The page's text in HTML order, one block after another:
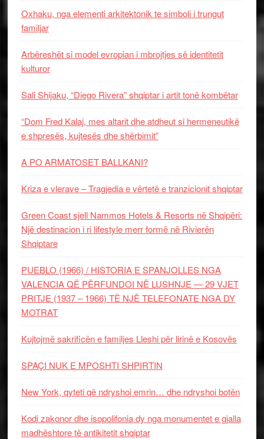
Oxhaku, nga elementi arkitektonik te simboli i trungut
familjar
Arbëreshët si model evropian i mbrojtjes së identitetit
kulturor
Sali Shijaku, “Diego Rivera” shqiptar i artit tonë kombëtar
“Dom Fred Kalaj, mes altarit dhe atdheut si hermeneutikë
e shpresës, kujtesës dhe shërbimit”
A PO ARMATOSET BALLKANI?
Kriza e vlerave – Tragjedia e vërtetë e tranzicionit shqiptar
Green Coast sjell Nammos Hotels & Resorts në Shqipëri:
Një destinacion i ri lifestyle merr formë në Rivierën
Shqiptare
PUEBLO (1966) / HISTORIA E SPANJOLLES NGA
VALENCIA QË PËRFUNDOI NË LUSHNJE — 29 VJET
PRITJE (1937 – 1966) TË NJË TELEFONATE NGA DY
MOTRAT
Kujtojmë sakrificën e familjes Lleshi për lirinë e Kosovës
SPAÇI NUK E MPOSHTI SHPIRTIN
New York, qyteti që ndryshoi emrin… dhe ndryshoi botën
Kodi zakonor dhe isopolifonia dy nga monumentet e gjalla
madhështore të antikitetit shqiptar